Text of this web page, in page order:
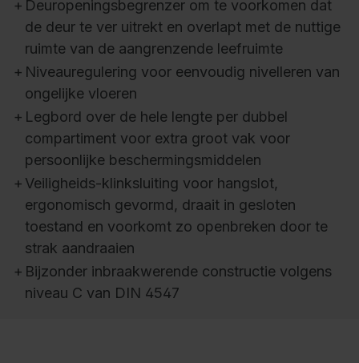
+ Deuropeningsbegrenzer om te voorkomen dat
de deur te ver uitrekt en overlapt met de nuttige
ruimte van de aangrenzende leefruimte
+ Niveauregulering voor eenvoudig nivelleren van
ongelijke vloeren
+ Legbord over de hele lengte per dubbel
compartiment voor extra groot vak voor
persoonlijke beschermingsmiddelen
+ Veiligheids-klinksluiting voor hangslot,
ergonomisch gevormd, draait in gesloten
toestand en voorkomt zo openbreken door te
strak aandraaien
+ Bijzonder inbraakwerende constructie volgens
niveau C van DIN 4547